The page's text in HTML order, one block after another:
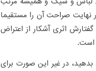
صراحت آن را مستقیما
اثری آشکار از اعتراض
است.
بدهید، در غیر این صورت برای